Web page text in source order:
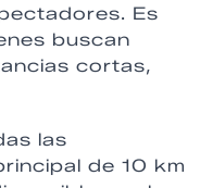
Es
buscan
cortas,
las
de 10 km